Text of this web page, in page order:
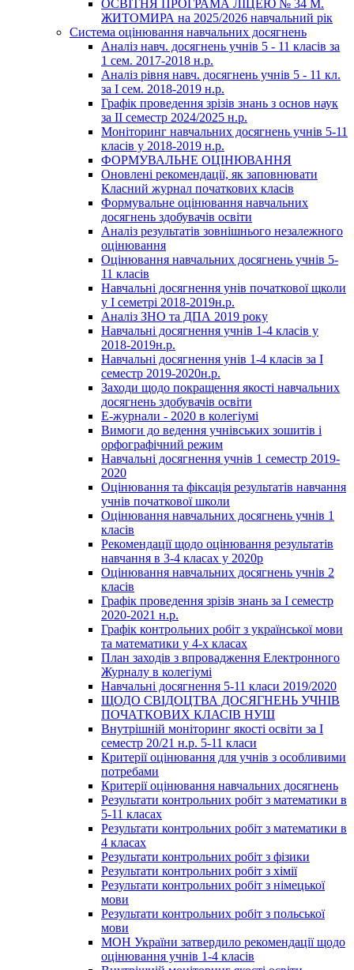
ОСВІТНЯ ПРОГРАМА ЛІЦЕЮ № 34 М.
ЖИТОМИРА на 2025/2026 навчальний рік
Система оцінювання навчальних досягнень
Аналіз навч. досягнень учнів 5 - 11 класів за
1 сем. 2017-2018 н.р.
Аналіз рівня навч. досягнень учнів 5 - 11 кл.
за І сем. 2018-2019 н.р.
Графік проведення зрізів знань з основ наук
за ІІ семестр 2024/2025 н.р.
Моніторинг навчальних досягнень учнів 5-11
класів у 2018-2019 н.р.
ФОРМУВАЛЬНЕ ОЦІНЮВАННЯ
Оновлені рекомендації, як заповнювати
Класний журнал початкових класів
Формувальне оцінювання навчальних
досягнень здобувачів освіти
Аналіз результатів зовнішнього незалежного
оцінювання
Оцінювання навчальних досягнень учнів 5-
11 класів
Навчальні досягнення унів початкової щколи
у І семетрі 2018-2019н.р.
Аналіз ЗНО та ДПА 2019 року
Навчальні досягнення учнів 1-4 класів у
2018-2019н.р.
Навчальні досягнення унів 1-4 класів за І
семестр 2019-2020н.р.
Заходи щодо покращення якості навчальних
досягнень здобувачів освіти
Е-журнали - 2020 в колегіумі
Вимоги до ведення учнівських зошитів і
орфографічний режим
Навчальні досягнення учнів 1 семестр 2019-
2020
Оцінювання та фіксація результатів навчання
учнів початкової школи
Оцінювання навчальних досягнень учнів 1
класів
Рекомендації щодо оцінювання результатів
навчання в 3-4 класах у 2020р
Оцінювання навчальних досягнень учнів 2
класів
Графік проведення зрізів знань за І семестр
2020-2021 н.р.
Графік контрольних робіт з української мови
та математики у 4-х класах
План заходів з впровадження Електронного
Журналу в колегіумі
Навчальні досягнення 5-11 класи 2019/2020
ЩОДО СВІДОЦТВА ДОСЯГНЕНЬ УЧНІВ
ПОЧАТКОВИХ КЛАСІВ НУШ
Внутрішній моніторинг якості освіти за І
семестр 20/21 н.р. 5-11 класи
Критерії оцінювання для учнів з особливими
потребами
Критерії оцінювання навчальних досягнень
Результати контрольних робіт з математики в
5-11 класах
Результати контрольних робіт з математики в
4 класах
Результати контрольних робіт з фізики
Результати контрольних робіт з хімії
Результати контрольних робіт з німецької
мови
Результати контрольних робіт з польської
мови
МОН України затвердило рекомендації щодо
оцінювання учнів 1-4 класів